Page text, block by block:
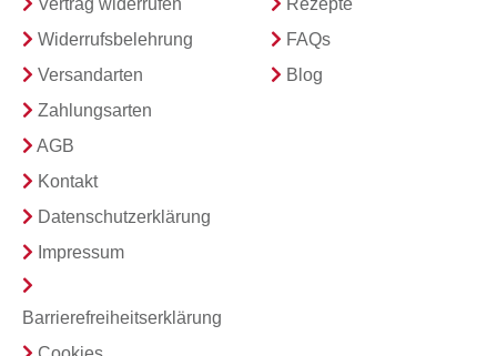
Widerrufsbelehrung
Versandarten
Zahlungsarten
AGB
Kontakt
Datenschutzerklärung
Impressum
Barrierefreiheitserklärung
FAQs
Blog